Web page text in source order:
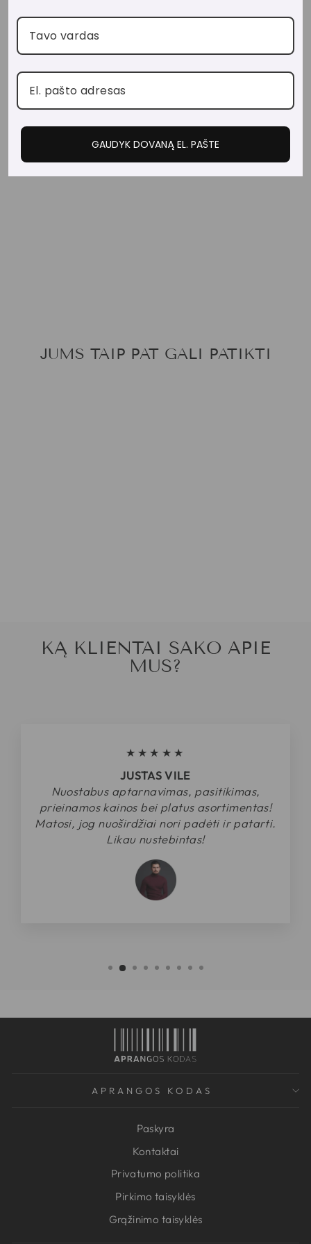
S
L
PI
U
AI
S
IR
A
Š
K
JUMS TAIP PAT GALI PATIKTI
KĄ KLIENTAI SAKO APIE
MUS?
★★★★★
JUSTAS VILE
Nuostabus aptarnavimas, pasitikimas,
prieinamos kainos bei platus asortimentas!
Matosi, jog nuoširdžiai nori padėti ir patarti.
Likau nustebintas!
APRANGOS KODAS
Paskyra
Kontaktai
Privatumo politika
Pirkimo taisyklės
Grąžinimo taisyklės
GAUDYK DOVANĄ EL. PAŠTE